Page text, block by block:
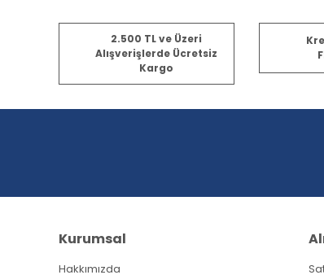
2.500 TL ve Üzeri
Alışverişlerde Ücretsiz
Kargo
Kurumsal
Hakkımızda